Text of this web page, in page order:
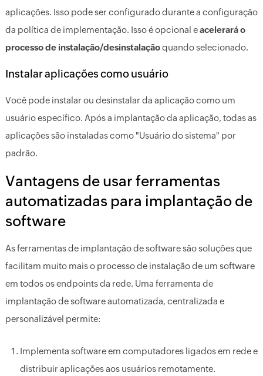
aplicações. Isso pode ser configurado durante a configuração
da política de implementação. Isso é opcional eacelerará o
processo de instalação/desinstalaçãoquando selecionado.
Instalar aplicações como usuário
Você pode instalar ou desinstalar da aplicação como um
usuário específico. Após a implantação da aplicação, todas as
aplicações são instaladas como "Usuário do sistema" por
padrão.
Vantagens de usar ferramentas
automatizadas para implantação de
software
As ferramentas de implantação de software são soluções que
facilitam muito mais o processo de instalação de um software
em todos os endpoints da rede. Uma ferramenta de
implantação de software automatizada, centralizada e
personalizável permite:
Implementa software em computadores ligados em rede e
distribuir aplicações aos usuários remotamente.